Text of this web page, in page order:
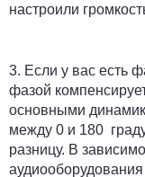
настроили
3. Если у вас есть
фазой
основными
между 0 и 180
разницу. В